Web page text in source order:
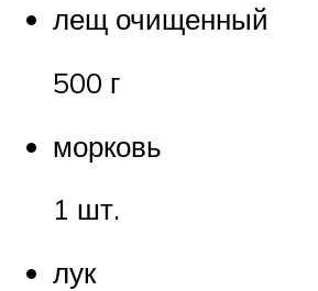
лещ очищенный
500 г
морковь
1 шт.
лук